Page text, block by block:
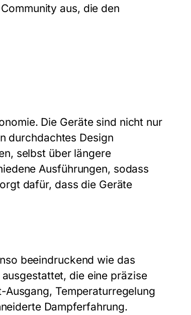
aus, die den
Die Geräte sind nicht nur
durchdachtes Design
selbst über längere
Ausführungen, sodass
dafür, dass die Geräte
beeindruckend wie das
die eine präzise
Temperaturregelung
Dampferfahrung.